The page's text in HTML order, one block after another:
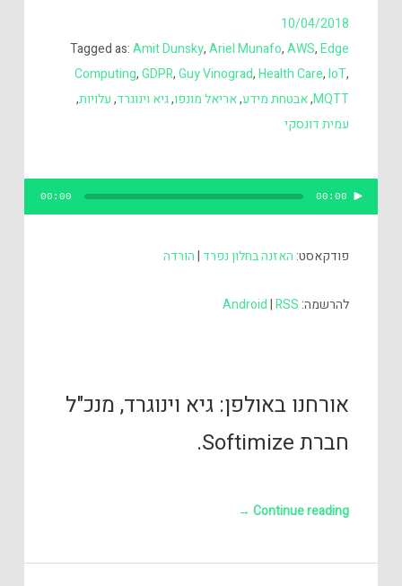
10/04/2018
Tagged as:Amit Dunsky,Ariel Munafo,AWS,Edge
Computing,GDPR,Guy Vinograd,Health Care,IoT,
MQTT
,אבטחת מידע,אריאל מונפו,גיא וינוגרד,עלויות,
עמית דונסקי
00:00
00:00
פודקאסט: האזנה בחלון נפרד |הורדה
להרשמה: Android|RSS
אורחנו באולפן: גיא וינוגרד, מנכ"ל
חברת Softimize.
Continue reading
→